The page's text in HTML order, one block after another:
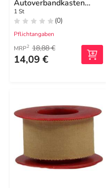
Autoverbandkasten
schwarz
1 St
(0)
Pflichtangaben
MRP2 18,88 €
14,09 €